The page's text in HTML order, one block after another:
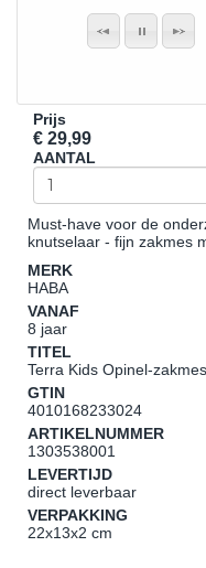
Prijs
€ 29,99
AANTAL
Must-have voor de
knutselaar - fijn zakmes
MERK
HABA
VANAF
8 jaar
TITEL
Terra Kids Opinel-zakmes
GTIN
4010168233024
ARTIKELNUMMER
1303538001
LEVERTIJD
direct leverbaar
VERPAKKING
22x13x2 cm